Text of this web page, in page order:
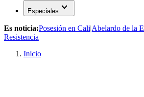
Especiales expand_more
Es noticia:Posesión en Cali|Abelardo de la
Resistencia
Inicio